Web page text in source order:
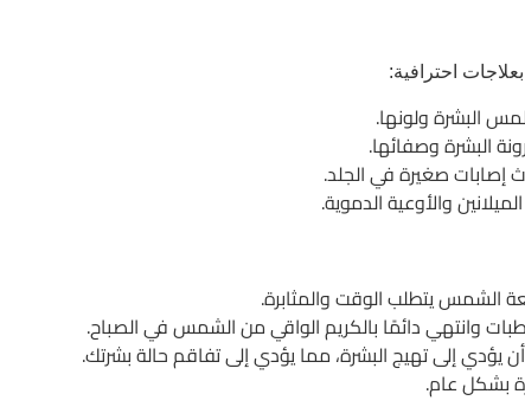
احترافية:
البشرة ولونها.
البشرة وصفائها.
إصابات صغيرة في الجلد.
والأوعية الدموية.
الشمس يتطلب الوقت والمثابرة.
وانتهي دائمًا بالكريم الواقي من الشمس في الصباح.
يؤدي إلى تهيج البشرة، مما يؤدي إلى تفاقم حالة بشرتك.
بشكل عام.